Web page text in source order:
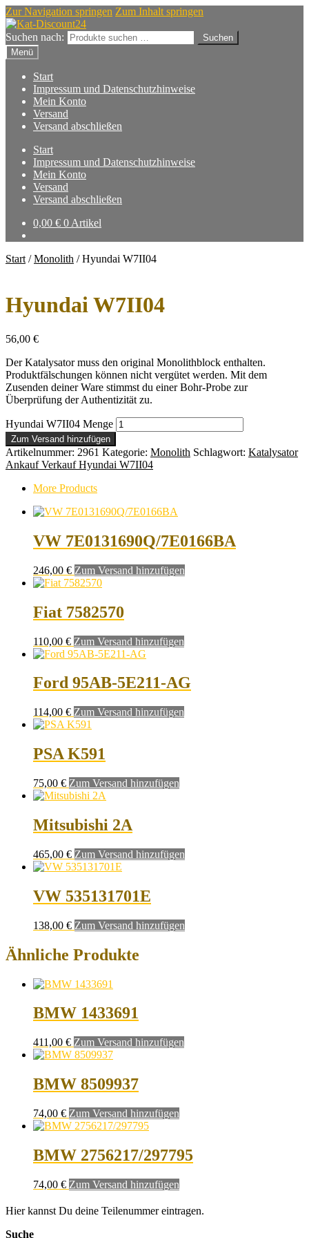
Zur Navigation springen Zum Inhalt springen
Suchen nach:
Suchen
Menü
Start
Impressum und Datenschutzhinweise
Mein Konto
Versand
Versand abschließen
Start
Impressum und Datenschutzhinweise
Mein Konto
Versand
Versand abschließen
0,00 € 0 Artikel
Start /Monolith /Hyundai W7II04
Hyundai W7II04
56,00 €
Der Katalysator muss den original Monolithblock enthalten.
Produktfälschungen können nicht vergütet werden. Mit dem
Zusenden deiner Ware stimmst du einer Bohr-Probe zur
Überprüfung der Authentizität zu.
Hyundai W7II04 Menge
Zum Versand hinzufügen
Artikelnummer: 2961 Kategorie: Monolith Schlagwort: Katalysator
Ankauf Verkauf Hyundai W7II04
More Products
VW 7E0131690Q/7E0166BA
246,00 € Zum Versand hinzufügen
Fiat 7582570
110,00 € Zum Versand hinzufügen
Ford 95AB-5E211-AG
114,00 € Zum Versand hinzufügen
PSA K591
75,00 € Zum Versand hinzufügen
Mitsubishi 2A
465,00 € Zum Versand hinzufügen
VW 535131701E
138,00 € Zum Versand hinzufügen
Ähnliche Produkte
BMW 1433691
411,00 € Zum Versand hinzufügen
BMW 8509937
74,00 € Zum Versand hinzufügen
BMW 2756217/297795
74,00 € Zum Versand hinzufügen
Hier kannst Du deine Teilenummer eintragen.
Suche